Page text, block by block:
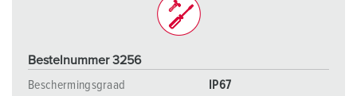
Bestelnummer 3256
Beschermingsgraad
IP67